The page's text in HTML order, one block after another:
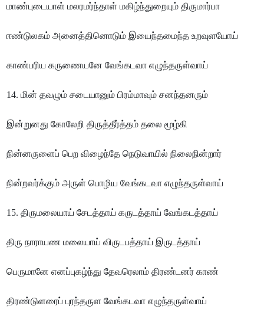
மாண்புடையாள் மலரமர்ந்தாள் மகிழ்ந்துறையும் திருமார்பா
ஈண்டுலகம் அனைத்தினொடும் இயைந்தமைந்த உறவுளயோய்
காண்பரிய கருணையனே வேங்கடவா எழுந்தருள்வாய்
14. மின் தவழும் சடையானும் பிரம்மாவும் சனந்தனரும்
இன்றுனது கோலேறி திருத்தீர்த்தம் தலை மூழ்கி
நின்னருளைப் பெற விழைந்தே நெடுவாயில் நிலைநின்றார்
நின்றவர்க்கும் அருள் பொழிய வேங்கடவா எழுந்தருள்வாய்
15. திருமலையாய் சேடத்தாய் கருடத்தாய் வேங்கடத்தாய்
திரு நாராயண மலையாய் விருடபத்தாய் இருடத்தாய்
பெருமானே எனப்புகழ்ந்து தேவரெலாம் திரண்டனர் காண்
திரண்டுளரைப் புரந்தருள வேங்கடவா எழுந்தருள்வாய்